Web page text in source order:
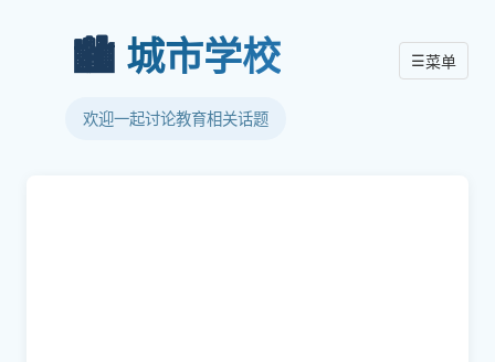
🏙️ 城市学校
欢迎一起讨论教育相关话题
☰菜单